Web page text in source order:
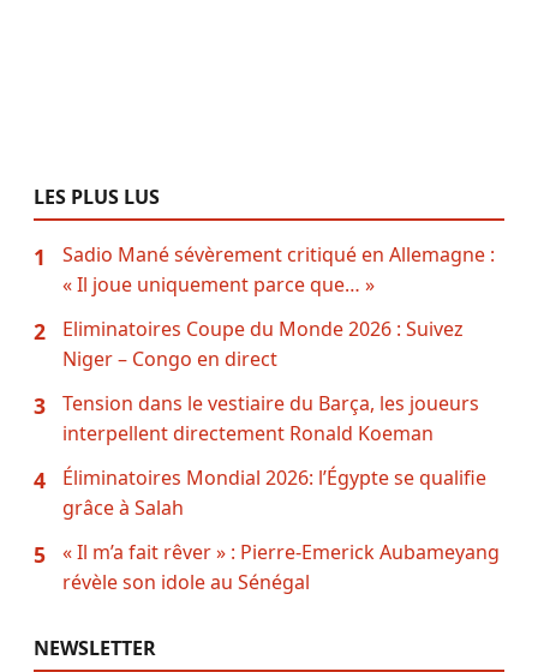
LES PLUS LUS
1
Sadio Mané sévèrement critiqué en Allemagne :
« Il joue uniquement parce que… »
2
Eliminatoires Coupe du Monde 2026 : Suivez
Niger – Congo en direct
3
Tension dans le vestiaire du Barça, les joueurs
interpellent directement Ronald Koeman
4
Éliminatoires Mondial 2026: l’Égypte se qualifie
grâce à Salah
5
« Il m’a fait rêver » : Pierre-Emerick Aubameyang
révèle son idole au Sénégal
NEWSLETTER